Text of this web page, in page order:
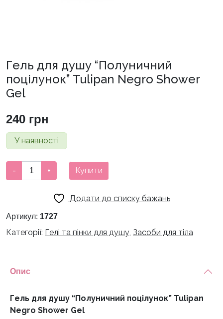
Гель для душу “Полуничний
поцілунок” Tulipan Negro Shower
Gel
240 грн
У наявності
для
поцілунок"
кількість
- + Купити
Додати до списку бажань
Артикул: 1727
Категорії: Гелі та пінки для душу, Засоби для тіла
Опис
Гель для душу “Полуничний поцілунок” Tulipan
Negro Shower Gel